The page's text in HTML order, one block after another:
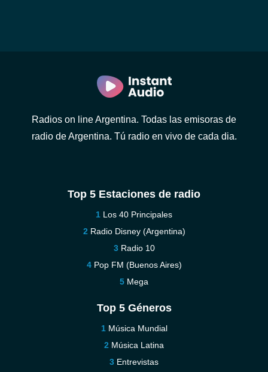
Radios on line Argentina. Todas las emisoras de
radio de Argentina. Tú radio en vivo de cada dia.
Top 5 Estaciones de radio
Los 40 Principales
Radio Disney (Argentina)
Radio 10
Pop FM (Buenos Aires)
Mega
Top 5 Géneros
Música Mundial
Música Latina
Entrevistas